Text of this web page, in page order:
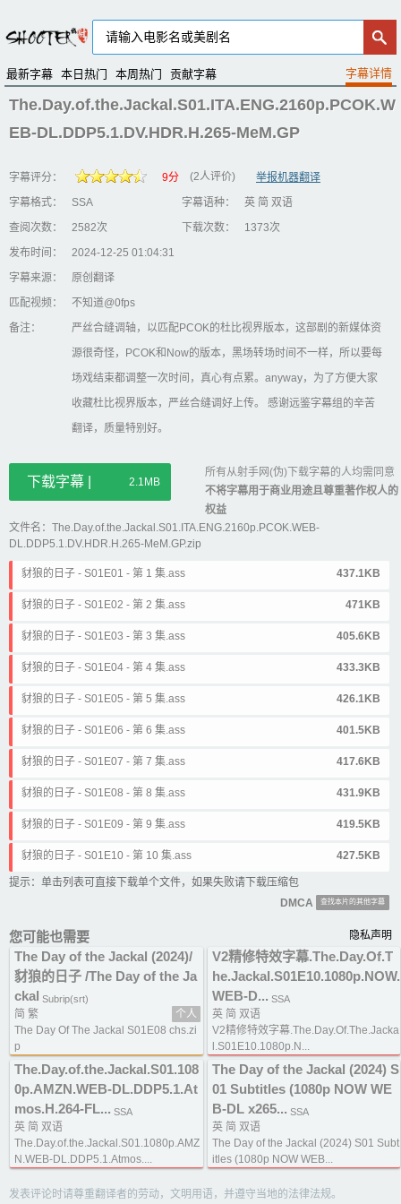
最新字幕 本日热门 本周热门 贡献字幕
The.Day.of.the.Jackal.S01.ITA.ENG.2160p.PCOK.W
EB-DL.DDP5.1.DV.HDR.H.265-MeM.GP
字幕评分： 9分 (2人评价)
举报机器翻译
字幕格式：
SSA 字幕语种：
英 简 双语
查阅次数：
2582次 下载次数：
1373次
发布时间：
2024-12-25 01:04:31
字幕来源：
原创翻译
匹配视频：
不知道@0fps
备注：
严丝合缝调轴，以匹配PCOK的杜比视界版本，这部剧的新媒体资
源很奇怪，PCOK和Now的版本，黑场转场时间不一样，所以要每
场戏结束都调整一次时间，真心有点累。anyway，为了方便大家
收藏杜比视界版本，严丝合缝调好上传。 感谢远鉴字幕组的辛苦
翻译，质量特别好。
下载字幕 | 2.1MB
所有从射手网(伪)下载字幕的人均需同意
不将字幕用于商业用途且尊重著作权人的
权益
文件名：The.Day.of.the.Jackal.S01.ITA.ENG.2160p.PCOK.WEB-
DL.DDP5.1.DV.HDR.H.265-MeM.GP.zip
豺狼的日子 - S01E01 - 第 1 集.ass 437.1KB
豺狼的日子 - S01E02 - 第 2 集.ass 471KB
豺狼的日子 - S01E03 - 第 3 集.ass 405.6KB
豺狼的日子 - S01E04 - 第 4 集.ass 433.3KB
豺狼的日子 - S01E05 - 第 5 集.ass 426.1KB
豺狼的日子 - S01E06 - 第 6 集.ass 401.5KB
豺狼的日子 - S01E07 - 第 7 集.ass 417.6KB
豺狼的日子 - S01E08 - 第 8 集.ass 431.9KB
豺狼的日子 - S01E09 - 第 9 集.ass 419.5KB
豺狼的日子 - S01E10 - 第 10 集.ass 427.5KB
提示：单击列表可直接下载单个文件，如果失败请下载压缩包
DMCA
查找本片的其他字幕
您可能也需要 隐私声明
The Day of the Jackal (2024)/
豺狼的日子 /The Day of the Ja
ckal Subrip(srt)
简 繁
个人
The Day Of The Jackal S01E08 chs.zi
p
V2精修特效字幕.The.Day.Of.T
he.Jackal.S01E10.1080p.NOW.
WEB-D... SSA
英 简 双语
V2精修特效字幕.The.Day.Of.The.Jacka
l.S01E10.1080p.N...
The.Day.of.the.Jackal.S01.108
0p.AMZN.WEB-DL.DDP5.1.At
mos.H.264-FL... SSA
英 简 双语
The.Day.of.the.Jackal.S01.1080p.AMZ
N.WEB-DL.DDP5.1.Atmos....
The Day of the Jackal (2024) S
01 Subtitles (1080p NOW WE
B-DL x265... SSA
英 简 双语
The Day of the Jackal (2024) S01 Subt
itles (1080p NOW WEB...
发表评论时请尊重翻译者的劳动，文明用语，并遵守当地的法律法规。